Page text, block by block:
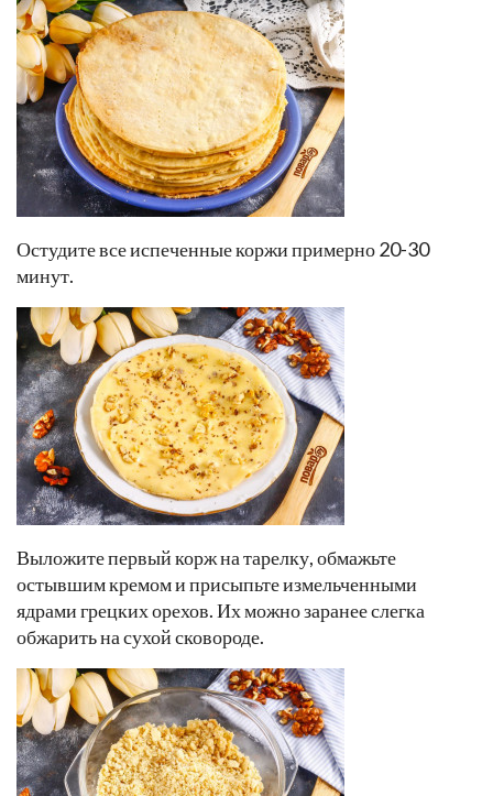
Остудите все испеченные коржи примерно 20-30
минут.
Выложите первый корж на тарелку, обмажьте
остывшим кремом и присыпьте измельченными
ядрами грецких орехов. Их можно заранее слегка
обжарить на сухой сковороде.